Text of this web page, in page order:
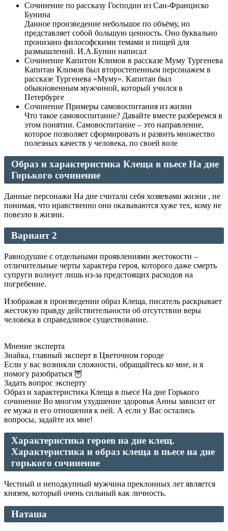
Сочинение по рассказу Господин из Сан-Франциско
Бунина
Данное произведение небольшое по объёму, но
представляет собой большую ценность. Оно буквально
пронизано философскими темами и пищей для
размышлений. И.А.Бунин написал
Сочинение Капитон Климов в рассказе Муму Тургенева
Капитан Климов был второстепенным персонажем в
рассказе Тургенева «Муму». Капитан был
обыкновенным мужчиной, который учился в
Петербурге
Сочинение Примеры самовоспитания из жизни
Что такое самовоспитание? Давайте вместе разберемся в
этом понятии. Самовоспитание – это направление,
которое позволяет сформировать и развить множество
полезных качеств у человека, по своей воле
Образ и характеристика Клеща в пьесе На дне
Горького сочинение
Данные персонажи На дне считали себя хозяевами жизни , не
понимая, что нравственно они оказываются хуже тех, кому не
повезло в жизни.
Вариант 2
Равнодушие с отдельными проявлениями жестокости –
отличительные черты характера героя, которого даже смерть
супруги волнует лишь из-за предстоящих расходов на
погребение.
Изображая в произведении образ Клеща, писатель раскрывает
жестокую правду действительности об отсутствии веры
человека в справедливое существование.
Мнение эксперта
Знайка, главный эксперт в Цветочном городе
Если у вас возникли сложности, обращайтесь ко мне, и я
помогу разобраться 🦉
Задать вопрос эксперту
Образ и характеристика Клеща в пьесе На дне Горького
сочинение Во многом ухудшение здоровья Анны зависит от
ее мужа и его отношения к ней. А если у Вас остались
вопросы, задайте их мне!
Характеристика героев на дне клещ.
Характеристика и образ клеща в пьесе на дне
горького сочинение
Честный и неподкупный мужчина преклонных лет является
князем, который очень сильный как личность.
Наташа